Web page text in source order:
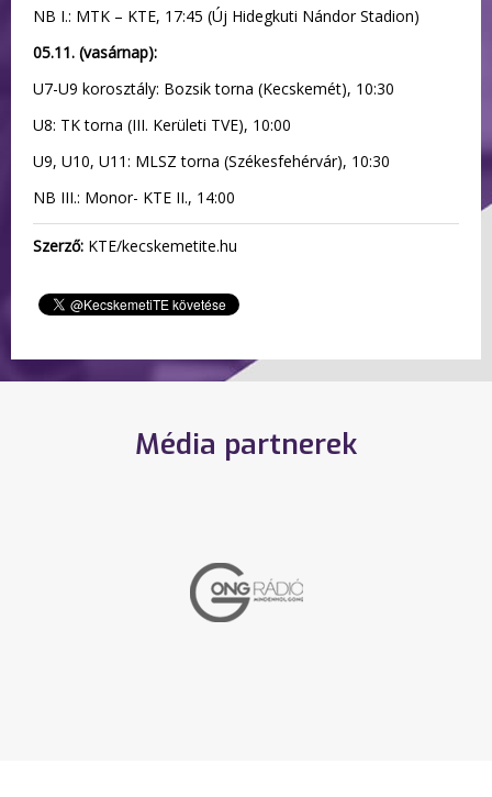
NB I.: MTK – KTE, 17:45 (Új Hidegkuti Nándor Stadion)
05.11. (vasárnap):
U7-U9 korosztály: Bozsik torna (Kecskemét), 10:30
U8: TK torna (III. Kerületi TVE), 10:00
U9, U10, U11: MLSZ torna (Székesfehérvár), 10:30
NB III.: Monor- KTE II., 14:00
Szerző: KTE/kecskemetite.hu
Média partnerek